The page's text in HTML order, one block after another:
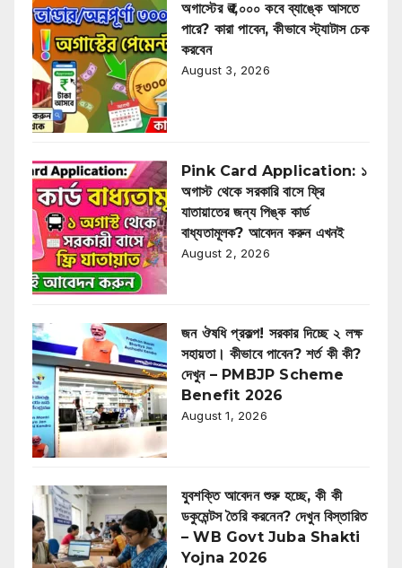
অগাস্টের ₹৩,০০০ কবে ব্যাঙ্কে আসতে
পারে? কারা পাবেন, কীভাবে স্ট্যাটাস চেক
করবেন
August 3, 2026
Pink Card Application: ১
অগাস্ট থেকে সরকারি বাসে ফ্রি
যাতায়াতের জন্য পিঙ্ক কার্ড
বাধ্যতামূলক? আবেদন করুন এখনই
August 2, 2026
জন ঔষধি প্রকল্প! সরকার দিচ্ছে ২ লক্ষ
সহায়তা। কীভাবে পাবেন? শর্ত কী কী?
দেখুন – PMBJP Scheme
Benefit 2026
August 1, 2026
যুবশক্তি আবেদন শুরু হচ্ছে, কী কী
ডকুমেন্টস তৈরি করনেন? দেখুন বিস্তারিত
– WB Govt Juba Shakti
Yojna 2026